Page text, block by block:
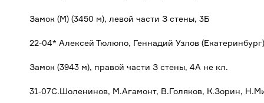
Замок (М) (3450 м), левой части З стены, 3Б
22-04* Алексей Тюлюпо, Геннадий Узлов (Екатеринбург)
Замок (3943 м), правой части З стены, 4А не кл.
31-07С.Шоленинов, М.Агамонт, В.Голяков, К.Зорин,